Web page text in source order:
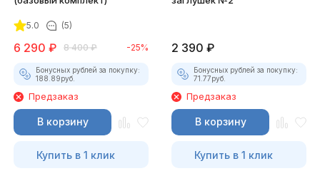
5.0 (5)
6 290 ₽ 8 400 ₽ -25%
Бонусных рублей за покупку:
188.89руб.
Предзаказ
В корзину
Купить в 1 клик
2 390 ₽
Бонусных рублей за покупку:
71.77руб.
Предзаказ
В корзину
Купить в 1 клик